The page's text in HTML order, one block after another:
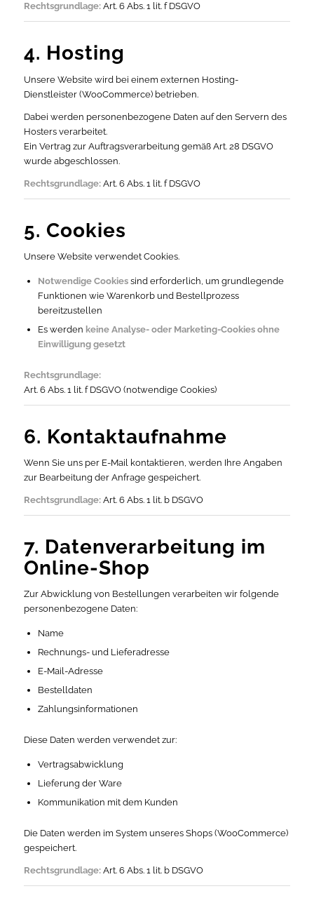
Rechtsgrundlage:Art. 6 Abs. 1 lit. f DSGVO
4. Hosting
Unsere Website wird bei einem externen Hosting-
Dienstleister (WooCommerce) betrieben.
Dabei werden personenbezogene Daten auf den Servern des
Hosters verarbeitet.
Ein Vertrag zur Auftragsverarbeitung gemäß Art. 28 DSGVO
wurde abgeschlossen.
Rechtsgrundlage:Art. 6 Abs. 1 lit. f DSGVO
5. Cookies
Unsere Website verwendet Cookies.
Notwendige Cookiessind erforderlich, um grundlegende
Funktionen wie Warenkorb und Bestellprozess
bereitzustellen
Es werden keine Analyse- oder Marketing-Cookies ohne
Einwilligung gesetzt
Rechtsgrundlage:
Art. 6 Abs. 1 lit. f DSGVO (notwendige Cookies)
6. Kontaktaufnahme
Wenn Sie uns per E-Mail kontaktieren, werden Ihre Angaben
zur Bearbeitung der Anfrage gespeichert.
Rechtsgrundlage:Art. 6 Abs. 1 lit. b DSGVO
7. Datenverarbeitung im
Online-Shop
Zur Abwicklung von Bestellungen verarbeiten wir folgende
personenbezogene Daten:
Name
Rechnungs- und Lieferadresse
E-Mail-Adresse
Bestelldaten
Zahlungsinformationen
Diese Daten werden verwendet zur:
Vertragsabwicklung
Lieferung der Ware
Kommunikation mit dem Kunden
Die Daten werden im System unseres Shops (WooCommerce)
gespeichert.
Rechtsgrundlage:Art. 6 Abs. 1 lit. b DSGVO